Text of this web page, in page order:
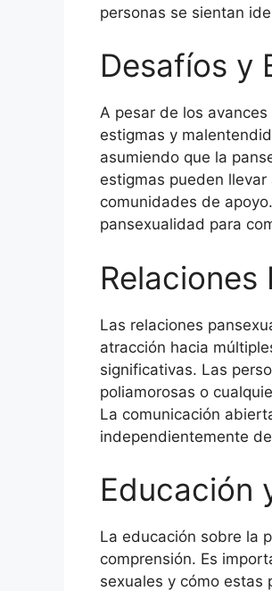
personas se sientan
Desafíos y
A pesar de los
estigmas y
asumiendo que la
estigmas pueden
comunidades de
pansexualidad para
Relaciones
Las relaciones
atracción hacia
significativas. Las
poliamorosas o
La comunicación
independientemente
Educación
La educación sobre la
comprensión. Es
sexuales y cómo estas